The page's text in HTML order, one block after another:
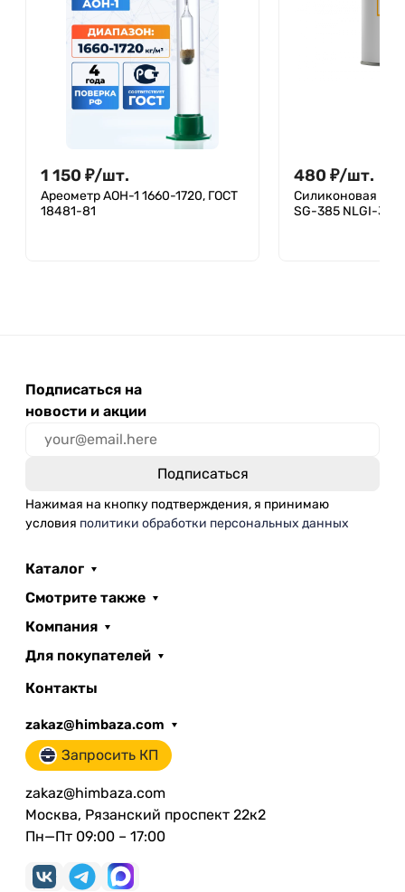
1 150 ₽/шт.
Ареометр АОН-1 1660-1720, ГОСТ
18481-81
480 ₽/шт.
Силиконовая
SG-385 NLGI-3
Подписаться на
новости и акции
Нажимая на кнопку подтверждения, я принимаю
условия политики обработки персональных данных
Каталог
Смотрите также
Компания
Для покупателей
Контакты
zakaz@himbaza.com
Запросить КП
zakaz@himbaza.com
Москва, Рязанский проспект 22к2
Пн—Пт 09:00 – 17:00